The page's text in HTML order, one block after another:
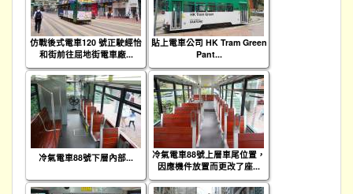
仿戰後式電車120 號正駛經怡
和街前往屈地街電車廠...
貼上電車公司 HK Tram Green
Pant...
冷氣電車88號下層內部...
冷氣電車88號上層車尾位置，
因應機件放置而更改了座...